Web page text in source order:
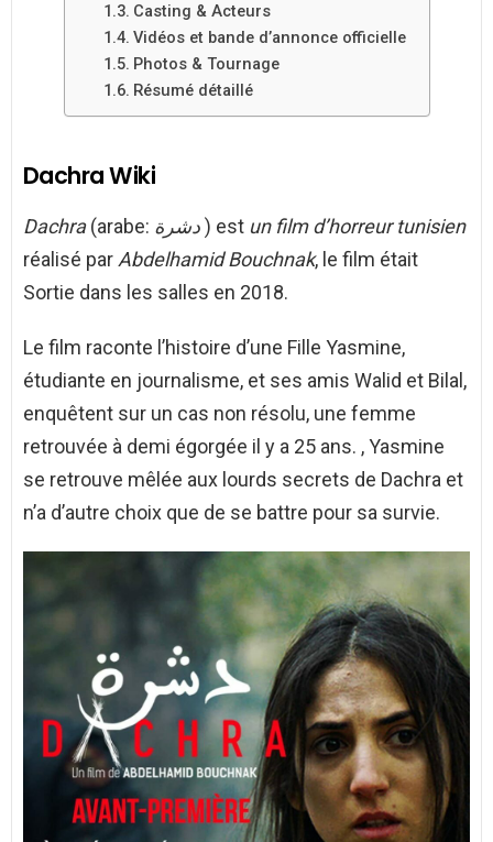
Casting & Acteurs
Vidéos et bande d’annonce officielle
Photos & Tournage
Résumé détaillé
Dachra Wiki
Dachra(arabe: دشرة) est un film d’horreur tunisien
réalisé par Abdelhamid Bouchnak, le film était
Sortie dans les salles en 2018.
Le film raconte l’histoire d’une Fille Yasmine,
étudiante en journalisme, et ses amis Walid et Bilal,
enquêtent sur un cas non résolu, une femme
retrouvée à demi égorgée il y a 25 ans. , Yasmine
se retrouve mêlée aux lourds secrets de Dachra et
n’a d’autre choix que de se battre pour sa survie.